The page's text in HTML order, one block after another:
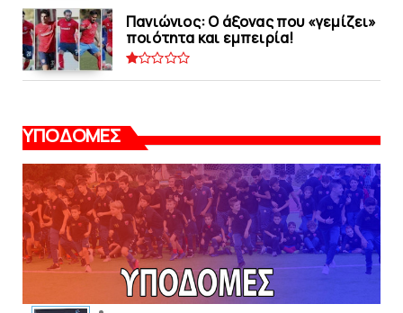
Πανιώνιος: O άξονας που «γεμίζει»
ποιότητα και εμπειρία!
ΥΠΟΔΟΜΕΣ